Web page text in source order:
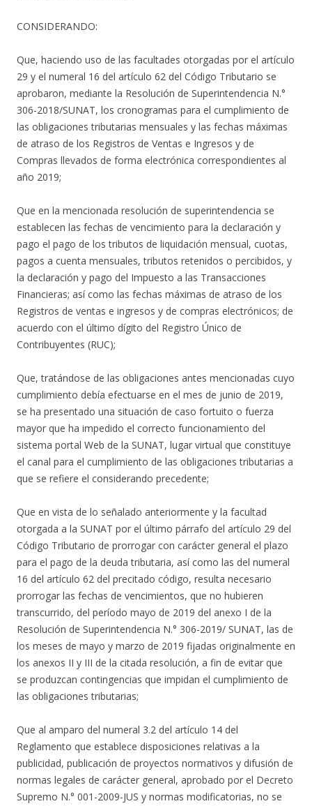
CONSIDERANDO:
Que, haciendo uso de las facultades otorgadas por el artículo
29 y el numeral 16 del artículo 62 del Código Tributario se
aprobaron, mediante la Resolución de Superintendencia N.°
306-2018/SUNAT, los cronogramas para el cumplimiento de
las obligaciones tributarias mensuales y las fechas máximas
de atraso de los Registros de Ventas e Ingresos y de
Compras llevados de forma electrónica correspondientes al
año 2019;
Que en la mencionada resolución de superintendencia se
establecen las fechas de vencimiento para la declaración y
pago el pago de los tributos de liquidación mensual, cuotas,
pagos a cuenta mensuales, tributos retenidos o percibidos, y
la declaración y pago del Impuesto a las Transacciones
Financieras; así como las fechas máximas de atraso de los
Registros de ventas e ingresos y de compras electrónicos; de
acuerdo con el último dígito del Registro Único de
Contribuyentes (RUC);
Que, tratándose de las obligaciones antes mencionadas cuyo
cumplimiento debía efectuarse en el mes de junio de 2019,
se ha presentado una situación de caso fortuito o fuerza
mayor que ha impedido el correcto funcionamiento del
sistema portal Web de la SUNAT, lugar virtual que constituye
el canal para el cumplimiento de las obligaciones tributarias a
que se refiere el considerando precedente;
Que en vista de lo señalado anteriormente y la facultad
otorgada a la SUNAT por el último párrafo del artículo 29 del
Código Tributario de prorrogar con carácter general el plazo
para el pago de la deuda tributaria, así como las del numeral
16 del artículo 62 del precitado código, resulta necesario
prorrogar las fechas de vencimientos, que no hubieren
transcurrido, del período mayo de 2019 del anexo I de la
Resolución de Superintendencia N.° 306-2019/ SUNAT, las de
los meses de mayo y marzo de 2019 fijadas originalmente en
los anexos II y III de la citada resolución, a fin de evitar que
se produzcan contingencias que impidan el cumplimiento de
las obligaciones tributarias;
Que al amparo del numeral 3.2 del artículo 14 del
Reglamento que establece disposiciones relativas a la
publicidad, publicación de proyectos normativos y difusión de
normas legales de carácter general, aprobado por el Decreto
Supremo N.° 001-2009-JUS y normas modificatorias, no se